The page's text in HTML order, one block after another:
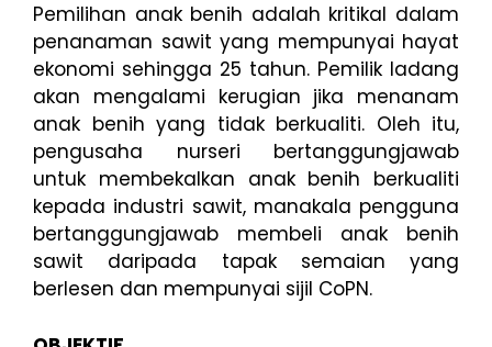
Pemilihan anak benih adalah kritikal dalam
penanaman sawit yang mempunyai hayat
ekonomi sehingga 25 tahun. Pemilik ladang
akan mengalami kerugian jika menanam
anak benih yang tidak berkualiti. Oleh itu,
pengusaha nurseri bertanggungjawab
untuk membekalkan anak benih berkualiti
kepada industri sawit, manakala pengguna
bertanggungjawab membeli anak benih
sawit daripada tapak semaian yang
berlesen dan mempunyai sijil CoPN.